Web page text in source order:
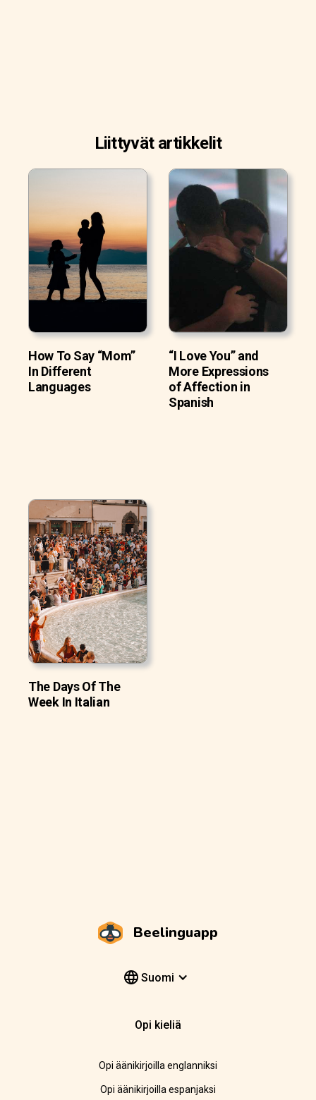
Liittyvät artikkelit
How To Say “Mom”
In Different
Languages
“I Love You” and
More Expressions
of Affection in
Spanish
The Days Of The
Week In Italian
Beelinguapp
Suomi
Opi kieliä
Opi äänikirjoilla englanniksi
Opi äänikirjoilla espanjaksi